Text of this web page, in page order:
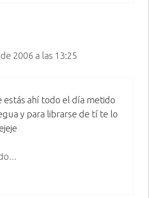
2006 a las 13:25
estás ahí todo el día metido
y para librarse de tí te lo